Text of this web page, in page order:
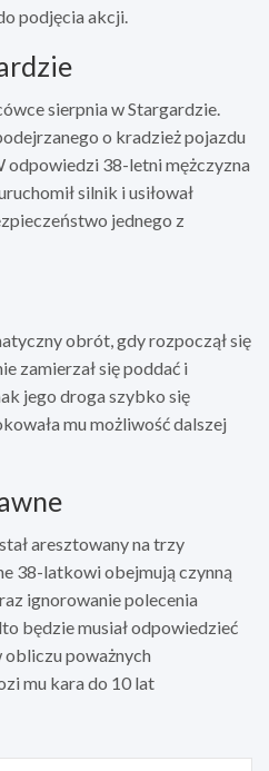
podjęcia akcji.
sierpnia w Stargardzie.
o kradzież pojazdu
odpowiedzi 38-letni mężczyzna
silnik i usiłował
jednego z
obrót, gdy rozpoczął się
zamierzał się poddać i
jego droga szybko się
mu możliwość dalszej
aresztowany na trzy
38-latkowi obejmują czynną
ignorowanie polecenia
będzie musiał odpowiedzieć
obliczu poważnych
mu kara do 10 lat